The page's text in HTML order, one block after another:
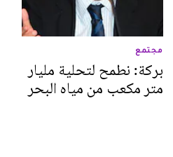
مجتمع
بركة: نطمح لتحلية مليار
متر مكعب من مياه البحر